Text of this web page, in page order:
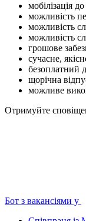
мобілізація
можливість
можливість
можливість
грошове
сучасне,
безоплатний
щорічна
можливе
Отримуйте
Бот з вакансіями у